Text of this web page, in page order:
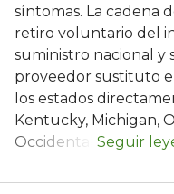
síntomas. La cadena
retiro voluntario del
suministro nacional y
proveedor sustituto
los estados
Kentucky, Michigan,
Occidental.